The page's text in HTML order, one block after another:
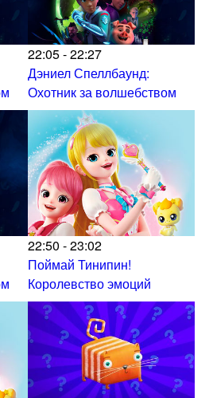
22:05 - 22:27
Дэниел Спеллбаунд:
Охотник за волшебством
22:50 - 23:02
Поймай Тинипин!
Королевство эмоций